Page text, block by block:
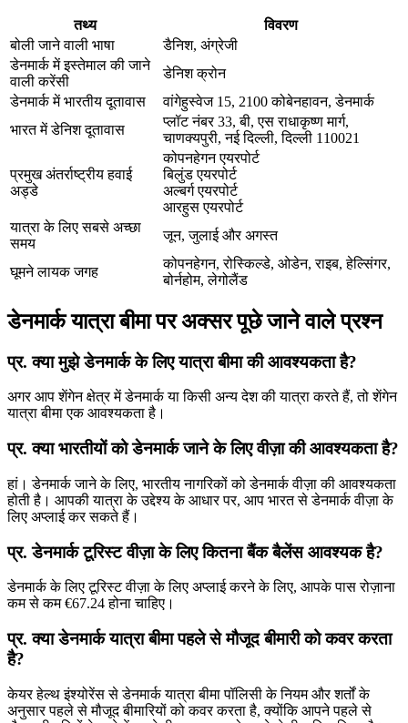
तथ्य
विवरण
बोली जाने वाली भाषा
डैनिश, अंग्रेजी
डेनमार्क में इस्तेमाल की जाने
वाली करेंसी
डेनिश क्रोन
डेनमार्क में भारतीय दूतावास
वांगेहुस्वेज 15, 2100 कोबेनहावन, डेनमार्क
भारत में डेनिश दूतावास
प्लॉट नंबर 33, बी, एस राधाकृष्ण मार्ग,
चाणक्यपुरी, नई दिल्ली, दिल्ली 110021
प्रमुख अंतर्राष्ट्रीय हवाई
अड्डे
कोपनहेगन एयरपोर्ट
बिलुंड एयरपोर्ट
अल्बर्ग एयरपोर्ट
आरहुस एयरपोर्ट
यात्रा के लिए सबसे अच्छा
समय
जून, जुलाई और अगस्त
घूमने लायक जगह
कोपनहेगन, रोस्किल्डे, ओडेन, राइब, हेल्सिंगर,
बोर्नहोम, लेगोलैंड
डेनमार्क यात्रा बीमा पर अक्सर पूछे जाने वाले प्रश्न
प्र. क्या मुझे डेनमार्क के लिए यात्रा बीमा की आवश्यकता है?
अगर आप शेंगेन क्षेत्र में डेनमार्क या किसी अन्य देश की यात्रा करते हैं, तो शेंगेन
यात्रा बीमा एक आवश्यकता है।
प्र. क्या भारतीयों को डेनमार्क जाने के लिए वीज़ा की आवश्यकता है?
हां। डेनमार्क जाने के लिए, भारतीय नागरिकों को डेनमार्क वीज़ा की आवश्यकता
होती है। आपकी यात्रा के उद्देश्य के आधार पर, आप भारत से डेनमार्क वीज़ा के
लिए अप्लाई कर सकते हैं।
प्र. डेनमार्क टूरिस्ट वीज़ा के लिए कितना बैंक बैलेंस आवश्यक है?
डेनमार्क के लिए टूरिस्ट वीज़ा के लिए अप्लाई करने के लिए, आपके पास रोज़ाना
कम से कम €67.24 होना चाहिए।
प्र. क्या डेनमार्क यात्रा बीमा पहले से मौजूद बीमारी को कवर करता
है?
केयर हेल्थ इंश्योरेंस से डेनमार्क यात्रा बीमा पॉलिसी के नियम और शर्तों के
अनुसार पहले से मौजूद बीमारियों को कवर करता है, क्योंकि आपने पहले से